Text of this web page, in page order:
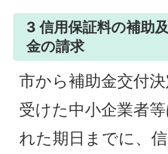
3 信用保証料の補助
金の請求
市から補助金交付
受けた中小企業者
れた期日までに、